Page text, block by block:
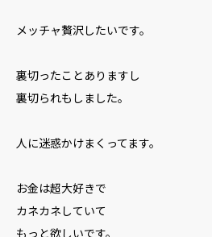
メッチャ贅沢したいです。
裏切ったことありますし
裏切られもしました。
人に迷惑かけまくってます。
お金は超大好きで
カネカネしていて
もっと欲しいです。